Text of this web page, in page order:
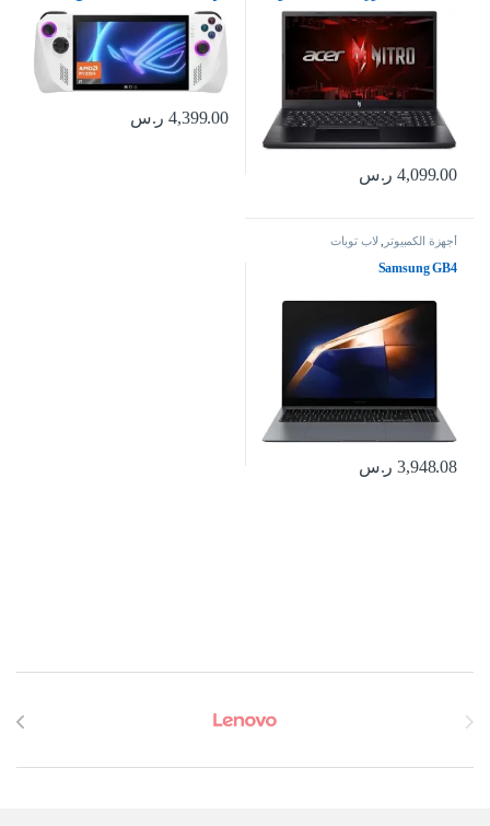
حتى 4.90GHz/16GB DDR5/1TB
6GB أنفيديا جيفورس RTX 3050/15.6
4,099.00 ر.س
رايزن Z1 جيجابايت 16 512 SSD هارد،
AMD راديون، ويندوز 11 هوم، 7 بوصة
120 هرتز/7 مللي ثانية، زجاج غوريلا
DXC، شاشة تعمل باللمس، من
اسس
4,399.00 ر.س
أجهزة الكمبيوتر لاب توبات
Samsung GB4
3,948.08 ر.س